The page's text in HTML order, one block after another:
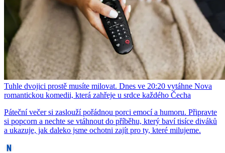
Tuhle dvojici prostě musíte milovat. Dnes ve 20:20 vytáhne Nova
romantickou komedii, která zahřeje u srdce každého Čecha
Páteční večer si zaslouží pořádnou porci emocí a humoru. Připravte
si popcorn a nechte se vtáhnout do příběhu, který baví tisíce diváků
a ukazuje, jak daleko jsme ochotni zajít pro ty, které milujeme.